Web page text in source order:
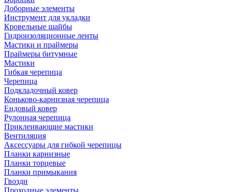
Доборные элементы
Инструмент для укладки
Кровельные шайбы
Гидроизоляционные ленты
Мастики и праймеры
Праймеры битумные
Мастики
Гибкая черепица
Черепица
Подкладочный ковер
Коньково-карнизная черепица
Ендовый ковер
Рулонная черепица
Приклеивающие мастики
Вентиляция
Аксессуары для гибкой черепицы
Планки карнизные
Планки торцевые
Планки примыкания
Гвозди
Проходные элементы